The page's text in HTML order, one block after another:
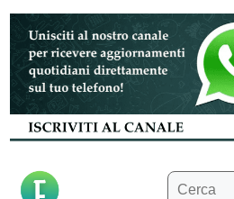
Vai
contenuto
Ricerca